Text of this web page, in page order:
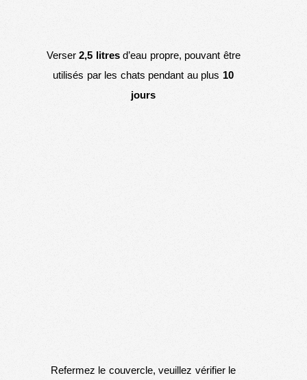
Verser 2,5 litresd’eau propre, pouvant être
utilisés par les chats pendant au plus 10
jours
Refermez le couvercle, veuillez vérifier le